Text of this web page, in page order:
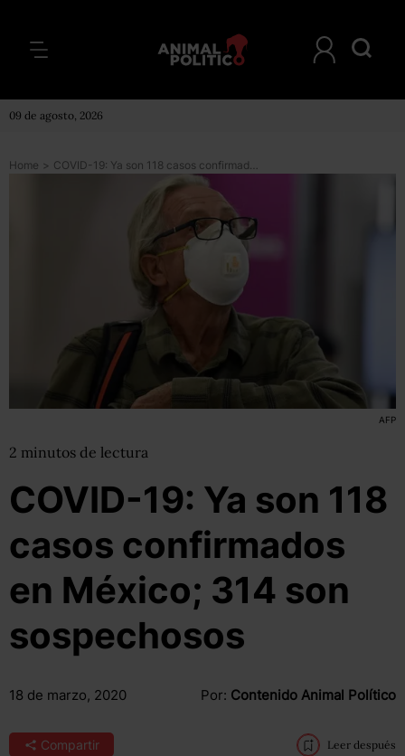
09 de agosto, 2026
Home > COVID-19: Ya son 118 casos confirmados en México; 314 son sospechosos
AFP
2 minutos de lectura
COVID-19: Ya son 118
casos confirmados
en México; 314 son
sospechosos
18 de marzo, 2020 Por: Contenido Animal Político
Compartir Leer después